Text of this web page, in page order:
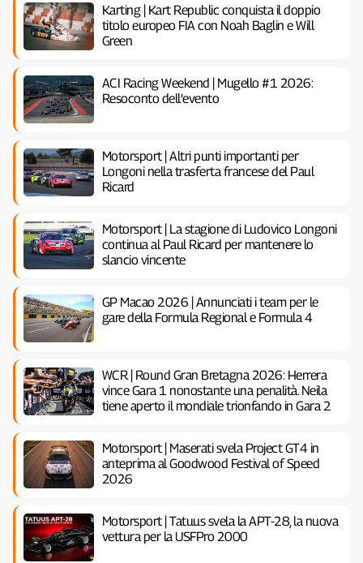
Karting | Kart Republic conquista il doppio
titolo europeo FIA con Noah Baglin e Will
Green
ACI Racing Weekend | Mugello #1 2026:
Resoconto dell’evento
Motorsport | Altri punti importanti per
Longoni nella trasferta francese del Paul
Ricard
Motorsport | La stagione di Ludovico Longoni
continua al Paul Ricard per mantenere lo
slancio vincente
GP Macao 2026 | Annunciati i team per le
gare della Formula Regional e Formula 4
WCR | Round Gran Bretagna 2026: Herrera
vince Gara 1 nonostante una penalità. Neila
tiene aperto il mondiale trionfando in Gara 2
Motorsport | Maserati svela Project GT4 in
anteprima al Goodwood Festival of Speed
2026
Motorsport | Tatuus svela la APT-28, la nuova
vettura per la USFPro 2000